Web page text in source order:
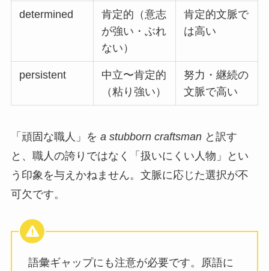
determined
肯定的（意志
が強い・ぶれ
ない）
肯定的文脈で
は高い
persistent
中立〜肯定的
（粘り強い）
努力・継続の
文脈で高い
「頑固な職人」を a stubborn craftsmanと訳す
と、職人の誇りではなく「扱いにくい人物」とい
う印象を与えかねません。文脈に応じた選択が不
可欠です。
語彙ギャップにも注意が必要です。原語に